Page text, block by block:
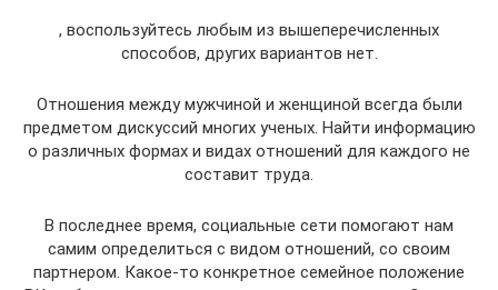
, воспользуйтесь любым из вышеперечисленных
способов, других вариантов нет.
Отношения между мужчиной и женщиной всегда были
предметом дискуссий многих ученых. Найти информацию
о различных формах и видах отношений для каждого не
составит труда.
В последнее время, социальные сети помогают нам
самим определиться с видом отношений, со своим
партнером. Какое-то конкретное семейное положение